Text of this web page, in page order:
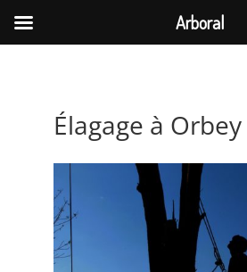
Élagage à Orbey
Arboral